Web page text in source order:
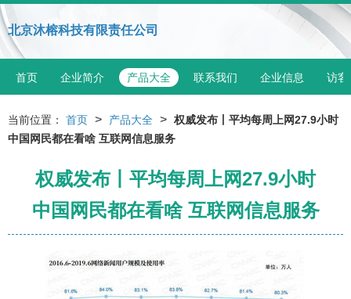
北京沐榕科技有限责任公司
首页 企业简介 产品大全 联系我们 企业信息 访客
当前位置： 首页 > 产品大全 > 权威发布丨平均每周上网27.9小时
中国网民都在看啥 互联网信息服务
权威发布丨平均每周上网27.9小时
中国网民都在看啥 互联网信息服务